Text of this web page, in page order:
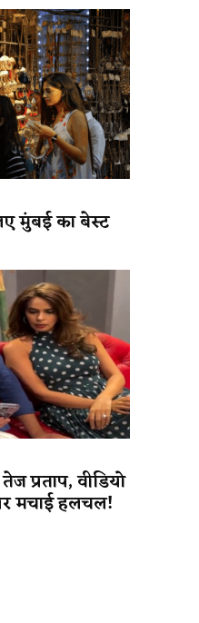
मुंबई का बेस्ट
प्रताप, वीडियो
मचाई हलचल!